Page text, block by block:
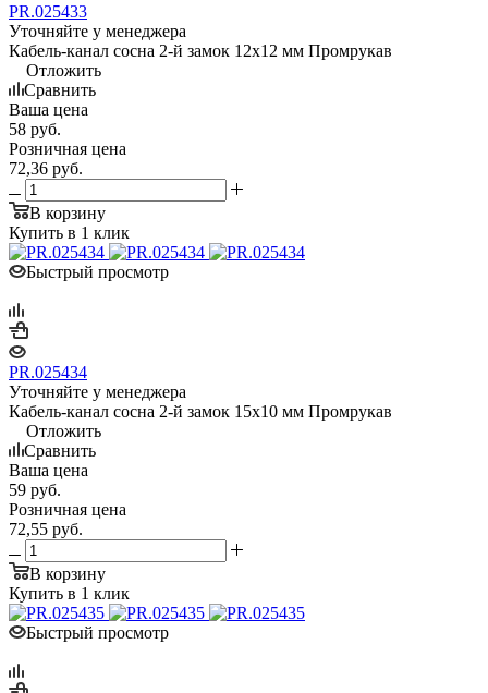
PR.025433
Уточняйте у менеджера
Кабель-канал сосна 2-й замок 12х12 мм Промрукав
Отложить
Сравнить
Ваша цена
58 руб.
Розничная цена
72,36 руб.
В корзину
Купить в 1 клик
Быстрый просмотр
PR.025434
Уточняйте у менеджера
Кабель-канал сосна 2-й замок 15х10 мм Промрукав
Отложить
Сравнить
Ваша цена
59 руб.
Розничная цена
72,55 руб.
В корзину
Купить в 1 клик
Быстрый просмотр